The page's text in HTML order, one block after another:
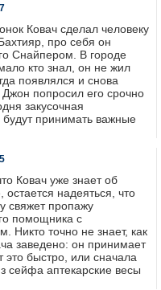
Ковач сделал человеку
про себя он
Снайпером. В городе
кто знал, он не жил
появлялся и снова
попросил его срочно
закусочная
принимать важные
Ковач уже знает об
остается надеяться, что
свяжет пропажу
помощника с
Никто точно не знает, как
заведено: он принимает
быстро, или сначала
сейфа аптекарские весы